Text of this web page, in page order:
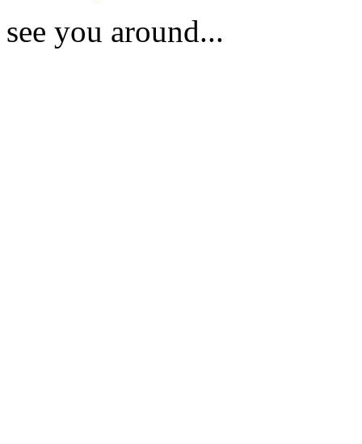
see you around...